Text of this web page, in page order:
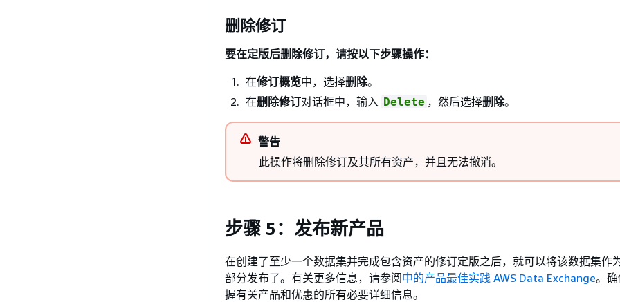
删除修订
要在定版后删除修订，请按以下步骤操作：
在修订概览中，选择删除。
在删除修订对话框中，输入 Delete ，然后选择删除。
警告
此操作将删除修订及其所有资产，并且无法撤消。
步骤 5：发布新产品
在创建了至少一个数据集并完成包含资产的修订定版之后，就可以将该数据集作
部分发布了。有关更多信息，请参阅中的产品最佳实践 AWS Data Exchange。
握有关产品和优惠的所有必要详细信息。